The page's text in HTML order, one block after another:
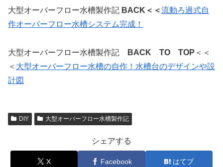
大型オーバーフロー水槽製作記 BACK＜＜流動ろ過式自
作オーバーフロー水槽システム完成！
大型オーバーフロー水槽製作記 BACK TO TOP ＜＜
＜ 大型オーバーフロー水槽の自作！水槽台のデザインや設
計図
DIY 大型オーバーフロー水槽製作記
シェアする
X Facebook はてブ